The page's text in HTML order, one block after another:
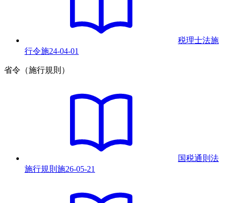
税理士法施
行令施24-04-01
省令（施行規則）
国税通則法
施行規則 施26-05-21